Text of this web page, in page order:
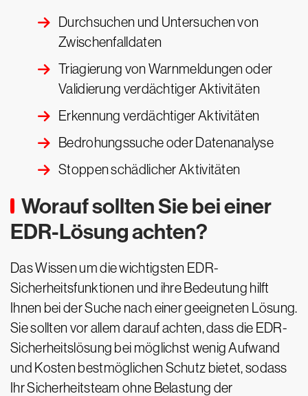
Durchsuchen und Untersuchen von
Zwischenfalldaten
Triagierung von Warnmeldungen oder
Validierung verdächtiger Aktivitäten
Erkennung verdächtiger Aktivitäten
Bedrohungssuche oder Datenanalyse
Stoppen schädlicher Aktivitäten
Worauf sollten Sie bei einer
EDR-Lösung achten?
Das Wissen um die wichtigsten EDR-
Sicherheitsfunktionen und ihre Bedeutung hilft
Ihnen bei der Suche nach einer geeigneten Lösung.
Sie sollten vor allem darauf achten, dass die EDR-
Sicherheitslösung bei möglichst wenig Aufwand
und Kosten bestmöglichen Schutz bietet, sodass
Ihr Sicherheitsteam ohne Belastung der